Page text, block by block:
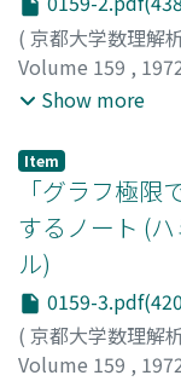
( 京都大学数理解
Volume 159 ,
麦林, 布道;長町, 重
シゲアキ
Show more
Item
「グラフ極
するノート (
ル)
0159-
( 京都大学数理解
Volume 159 ,